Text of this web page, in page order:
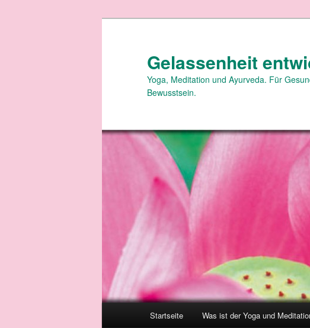
Gelassenheit
Yoga, Meditation und Ayurveda. Für
Bewusstsein.
Startseite Was ist der Yoga und